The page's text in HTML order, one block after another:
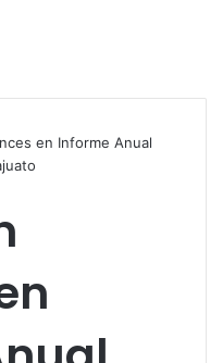
en Informe Anual